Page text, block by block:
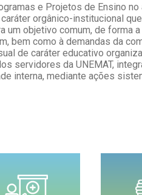
e Projetos de Ensino no
orgânico-institucional
objetivo comum, de forma a
bem como à demandas da
de caráter educativo
servidores da UNEMAT,
interna, mediante ações